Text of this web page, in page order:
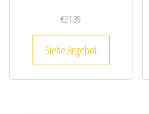
€21.39
Siehe Angebot